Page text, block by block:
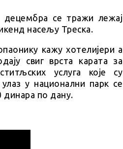
се тражи лежај
насељу Треска.
кажу хотелијери а
свиг врста карата за
услуга које су
у национални парк се
динара по дану.